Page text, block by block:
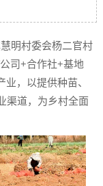
明村委会杨二官村
司+合作社+基地
，以提供种苗、
渠道，为乡村全面